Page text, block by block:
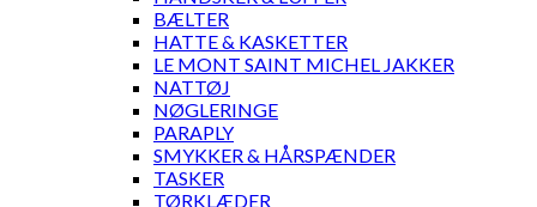
BÆLTER
HATTE & KASKETTER
LE MONT SAINT MICHEL JAKKER
NATTØJ
NØGLERINGE
PARAPLY
SMYKKER & HÅRSPÆNDER
TASKER
TØRKLÆDER